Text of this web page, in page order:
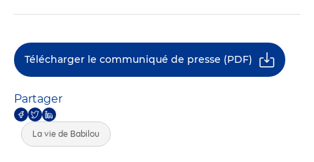
Télécharger le communiqué de presse (PDF)
Partager
La vie de Babilou